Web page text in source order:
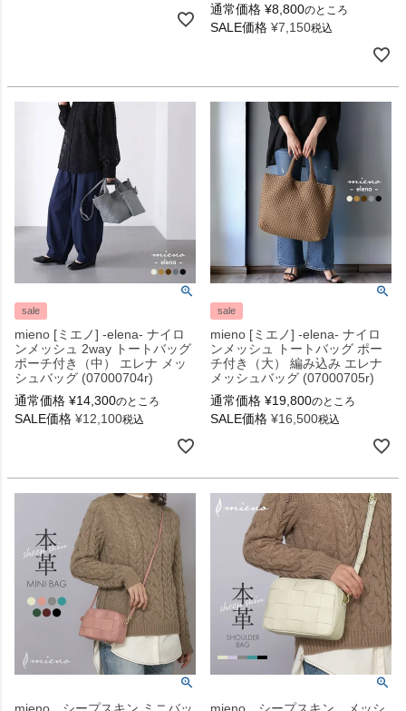
通常価格 ¥8,800のところ
SALE価格 ¥7,150税込
sale
mieno [ミエノ] -elena- ナイロ
ンメッシュ 2way トートバッグ
ポーチ付き（中） エレナ メッ
シュバッグ (07000704r)
通常価格 ¥14,300のところ
SALE価格 ¥12,100税込
sale
mieno [ミエノ] -elena- ナイロ
ンメッシュ トートバッグ ポー
チ付き（大） 編み込み エレナ
メッシュバッグ (07000705r)
通常価格 ¥19,800のところ
SALE価格 ¥16,500税込
mieno シープスキン ミニバッ mieno シープスキン メッシ